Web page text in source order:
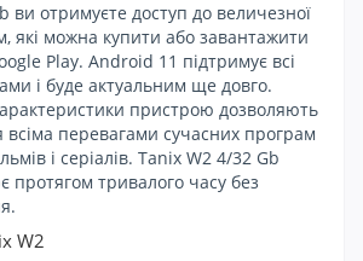
ви отримуєте доступ до величезної
які можна купити або завантажити
Play. Android 11 підтримує всі
і буде актуальним ще довго.
пристрою дозволяють
всіма перевагами сучасних програм
і серіалів. Tanix W2 4/32 Gb
протягом тривалого часу без
W2